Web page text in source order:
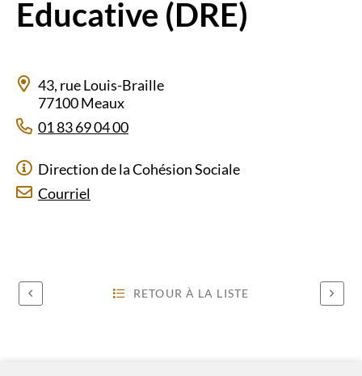
Educative (DRE)
43, rue Louis-Braille
77100 Meaux
01 83 69 04 00
Direction de la Cohésion Sociale
Courriel
RETOUR À LA LISTE